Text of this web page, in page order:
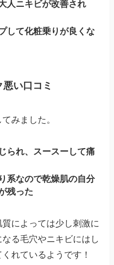
人ニキビが改善され
して化粧乗りが良くな
い口コミ
みました。
られ、スースーして痛
系なので乾燥肌の自分
残った
によっては少し刺激に
る毛穴やニキビにはし
れているようです！